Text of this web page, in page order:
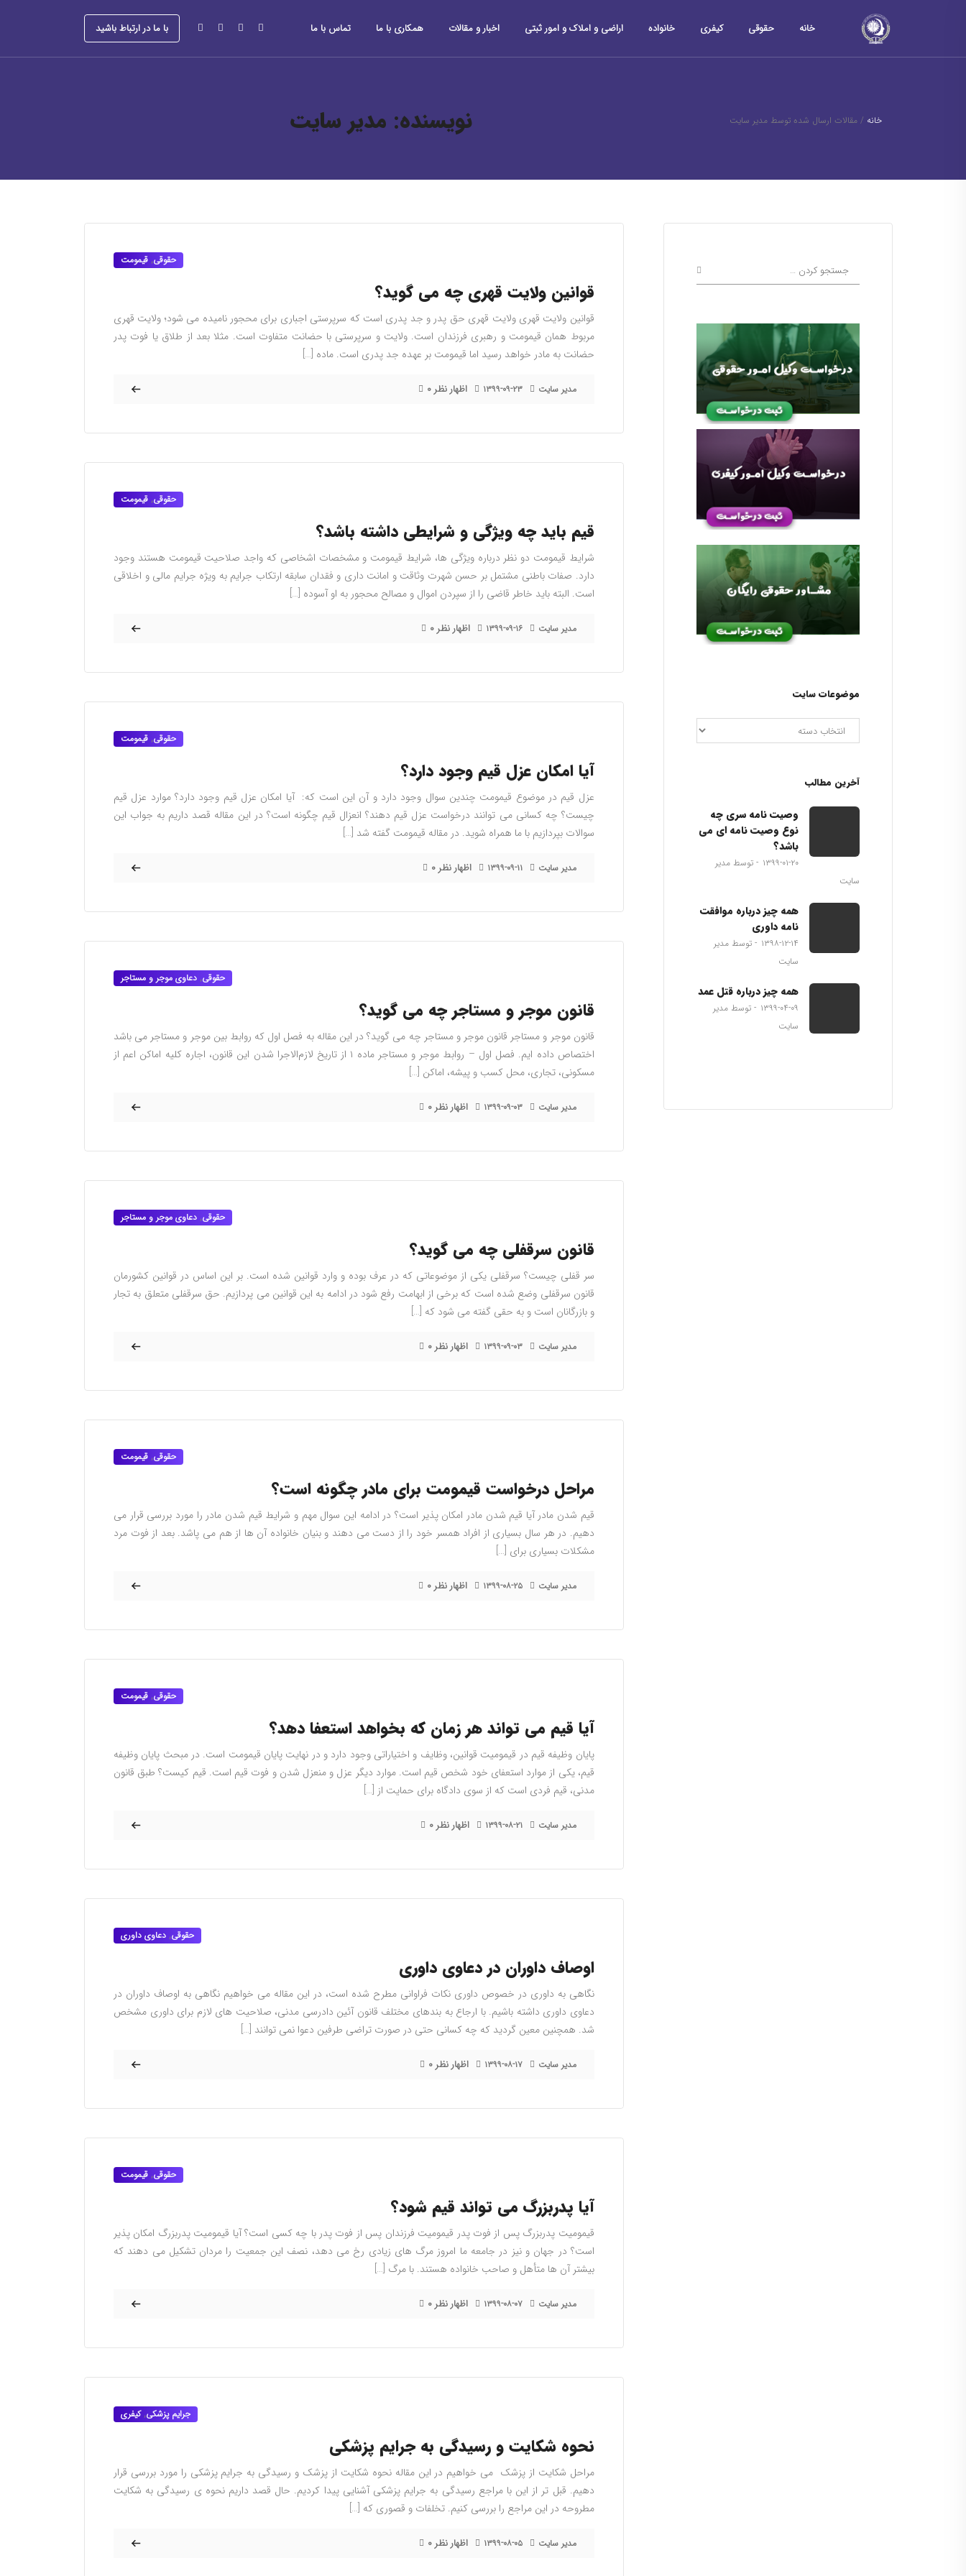
با ما در ارتباط باشید خانه حقوقی کیفری خانواده اراضی و املاک و امور ثبتی اخبار و مقالات همکاری با ما تماس با ما
نویسنده: مدیر سایت خانه / مقالات ارسال شده توسط مدیر سایت
حقوقی, قیمومت
قوانین ولایت قهری چه می گوید؟
قوانین ولایت قهری ولایت قهری حق پدر و جد پدری است که سرپرستی اجباری برای محجور نامیده می شود؛ ولایت قهری
مربوط همان قیمومت و رهبری فرزندان است. ولایت و سرپرستی با حضانت متفاوت است. مثلا بعد از طلاق یا فوت پدر
حضانت به مادر خواهد رسید اما قیمومت بر عهده جد پدری است. ماده […]
مدیر سایت ۱۳۹۹-۰۹-۲۳ ۰ اظهار نظر
حقوقی, قیمومت
قیم باید چه ویژگی و شرایطی داشته باشد؟
شرایط قیمومت دو نظر درباره ویژگی ها، شرایط قیمومت و مشخصات اشخاصی که واجد صلاحیت قیمومت هستند وجود
دارد. صفات باطنی مشتمل بر حسن شهرت وثاقت و امانت داری و فقدان سابقه ارتکاب جرایم به ویژه جرایم مالی و اخلاقی
است. البته باید خاطر قاضی را از سپردن اموال و مصالح محجور به او آسوده […]
مدیر سایت ۱۳۹۹-۰۹-۱۶ ۰ اظهار نظر
حقوقی, قیمومت
آیا امکان عزل قیم وجود دارد؟
عزل قیم در موضوع قیمومت چندین سوال وجود دارد و آن این است که: آیا امکان عزل قیم وجود دارد؟ موارد عزل قیم
چیست؟ چه کسانی می توانند درخواست عزل قیم دهند؟ انعزال قیم چگونه است؟ در این مقاله قصد داریم به جواب این
سوالات بپردازیم با ما همراه شوید. در مقاله قیمومت گفته شد […]
مدیر سایت ۱۳۹۹-۰۹-۱۱ ۰ اظهار نظر
حقوقی, دعاوی موجر و مستاجر
قانون موجر و مستاجر چه می گوید؟
قانون موجر و مستاجر قانون موجر و مستاجر چه می گوید؟ در این مقاله به فصل اول که روابط بین موجر و مستاجر می باشد
اختصاص داده ایم. فصل اول – روابط موجر و مستاجر ‌ماده ۱ از تاریخ لازم‌الاجرا شدن این قانون، اجاره کلیه اماکن اعم از
مسکونی، تجاری، محل کسب و پیشه، اماکن […]
مدیر سایت ۱۳۹۹-۰۹-۰۳ ۰ اظهار نظر
حقوقی, دعاوی موجر و مستاجر
قانون سرقفلی چه می گوید؟
سر قفلی چیست؟ سرقفلی یکی از موضوعاتی که در عرف بوده و وارد قوانین شده است. بر این اساس در قوانین کشورمان
قانون سرقفلی وضع شده است که برخی از ابهامت رفع شود در ادامه به این قوانین می پردازیم. حق سرقفلی متعلق به تجار
و بازرگانان است و به حقی گفته می شود که […]
مدیر سایت ۱۳۹۹-۰۹-۰۳ ۰ اظهار نظر
حقوقی, قیمومت
مراحل درخواست قیمومت برای مادر چگونه است؟
قیم شدن مادر آیا قیم شدن مادر امکان پذیر است؟ در ادامه این سوال مهم و شرایط قیم شدن مادر را مورد بررسی قرار می
دهیم. در هر سال بسیاری از افراد همسر خود را از دست می دهند و بنیان خانواده آن ها از هم می پاشد. بعد از فوت مرد
مشکلات بسیاری برای […]
مدیر سایت ۱۳۹۹-۰۸-۲۵ ۰ اظهار نظر
حقوقی, قیمومت
آیا قیم می تواند هر زمان که بخواهد استعفا دهد؟
پایان وظیفه قیم در قیمومیت قوانین، وظایف و اختیاراتی وجود دارد و در نهایت پایان قیمومت است. در مبحث پایان وظیفه
قیم، یکی از موارد استعفای خود شخص قیم است. موارد دیگر عزل و منعزل شدن و فوت قیم است. قیم کیست؟ طبق قانون
مدنی، قیم فردی است که از سوی دادگاه برای حمایت از […]
مدیر سایت ۱۳۹۹-۰۸-۲۱ ۰ اظهار نظر
حقوقی, دعاوی داوری
اوصاف داوران در دعاوی داوری
نگاهی به داوری در خصوص داوری نکات فراوانی مطرح شده است، در این مقاله می خواهیم نگاهی به اوصاف داوران در
دعاوی داوری داشته باشیم. با ارجاع به بندهای مختلف قانون آئین دادرسی مدنی، صلاحیت های لازم برای داوری مشخص
شد. همچنین معین گردید که چه کسانی حتی در صورت تراضی طرفین دعوا نمی توانند […]
مدیر سایت ۱۳۹۹-۰۸-۱۷ ۰ اظهار نظر
حقوقی, قیمومت
آیا پدربزرگ می تواند قیم شود؟
قیمومیت پدربزرگ پس از فوت پدر قیمومیت فرزندان پس از فوت پدر با چه کسی است؟ آیا قیمومیت پدربزرگ امکان پذیر
است؟ در جهان و نیز در جامعه ما امروز مرگ های زیادی رخ می دهد، نصف این جمعیت را مردان تشکیل می دهند که
بیشتر آن ها متأهل و صاحب خانواده هستند. با مرگ […]
مدیر سایت ۱۳۹۹-۰۸-۰۷ ۰ اظهار نظر
جرایم پزشکی,کیفری
نحوه شکایت و رسیدگی به جرایم پزشکی
مراحل شکایت از پزشک می خواهیم در این مقاله نحوه شکایت از پزشک و رسیدگی به جرایم پزشکی را مورد بررسی قرار
دهیم. قبل تر از این با مراجع رسیدگی به جرایم پزشکی آشنایی پیدا کردیم. حال قصد داریم نحوه ی رسیدگی به شکایت
مطروحه در این مراجع را بررسی کنیم. تخلفات و قصوری که […]
مدیر سایت ۱۳۹۹-۰۸-۰۵ ۰ اظهار نظر
موضوعات سایت
آخرین مطالب
وصیت نامه سری چه
نوع وصیت نامه ای می
باشد؟
۱۳۹۹-۰۱-۲۰
توسط مدیر
سایت
همه چیز درباره موافقت
نامه داوری
۱۳۹۸-۱۲-۱۴
توسط مدیر
سایت
همه چیز درباره قتل عمد
۱۳۹۹-۰۴-۰۹
توسط مدیر
سایت